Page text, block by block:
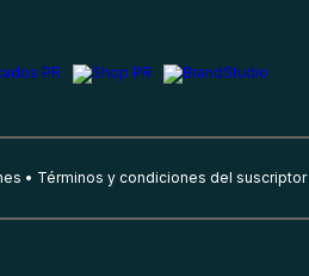
Términos y condiciones del suscriptor